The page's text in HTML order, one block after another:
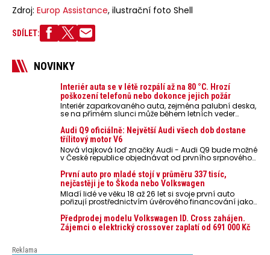
Zdroj: Europ Assistance, ilustrační foto Shell
SDÍLET:
NOVINKY
Interiér auta se v létě rozpálí až na 80 °C. Hrozí
poškození telefonů nebo dokonce jejich požár
Interiér zaparkovaného auta, zejména palubní deska,
se na přímém slunci může během letních veder
nebezpečí pro odložené mobilní telefony, powerbanky
nebo notebooky. Můžou urychlit stárnutí baterií,
poškodit elektroniku a ve výjimečných případech i
zvýšit riziko požáru.
Audi Q9 oficiálně: Největší Audi všech dob dostane
třílitový motor V6
Nová vlajková loď značky Audi - Audi Q9 bude možné
v České republice objednávat od prvního srpnového
První auto pro mladé stojí v průměru 337 tisíc,
nejčastěji je to Škoda nebo Volkswagen
Mladí lidé ve věku 18 až 26 let si svoje první auto
pořizují prostřednictvím úvěrového financování jako
auto. Průměrná pořizovací cena vozu dosahuje 337
tisíc korun a průměrná financovaná částka
přesahuje 251 tisíc korun. Vyplývá to z dat Leasingu
Předprodej modelu Volkswagen ID. Cross zahájen.
Zájemci o elektrický crossover zaplatí od 691 000 Kč
Reklama